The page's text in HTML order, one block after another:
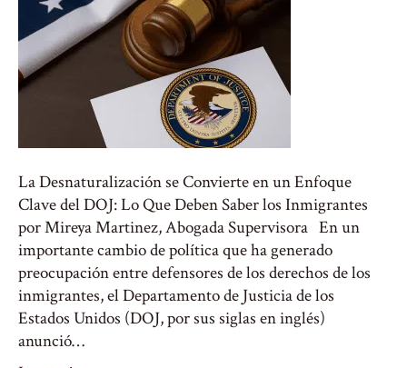
La Desnaturalización se Convierte en un Enfoque
Clave del DOJ: Lo Que Deben Saber los Inmigrantes
por Mireya Martinez, Abogada Supervisora En un
importante cambio de política que ha generado
preocupación entre defensores de los derechos de los
inmigrantes, el Departamento de Justicia de los
Estados Unidos (DOJ, por sus siglas en inglés)
anunció…